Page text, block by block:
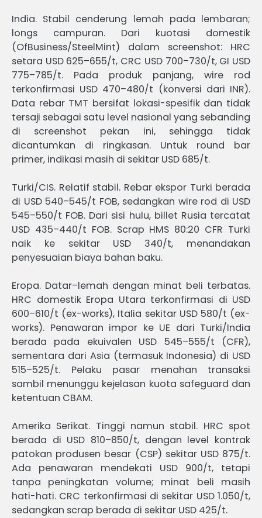
India. Stabil cenderung lemah pada lembaran;
longs campuran. Dari kuotasi domestik
(OfBusiness/SteelMint) dalam screenshot: HRC
setara USD 625–655/t, CRC USD 700–730/t, GI USD
775–785/t. Pada produk panjang, wire rod
terkonfirmasi USD 470–480/t (konversi dari INR).
Data rebar TMT bersifat lokasi-spesifik dan tidak
tersaji sebagai satu level nasional yang sebanding
di screenshot pekan ini, sehingga tidak
dicantumkan di ringkasan. Untuk round bar
primer, indikasi masih di sekitar USD 685/t.
Turki/CIS. Relatif stabil. Rebar ekspor Turki berada
di USD 540–545/t FOB, sedangkan wire rod di USD
545–550/t FOB. Dari sisi hulu, billet Rusia tercatat
USD 435–440/t FOB. Scrap HMS 80:20 CFR Turki
naik ke sekitar USD 340/t, menandakan
penyesuaian biaya bahan baku.
Eropa. Datar–lemah dengan minat beli terbatas.
HRC domestik Eropa Utara terkonfirmasi di USD
600–610/t (ex-works), Italia sekitar USD 580/t (ex-
works). Penawaran impor ke UE dari Turki/India
berada pada ekuivalen USD 545–555/t (CFR),
sementara dari Asia (termasuk Indonesia) di USD
515–525/t. Pelaku pasar menahan transaksi
sambil menunggu kejelasan kuota safeguard dan
ketentuan CBAM.
Amerika Serikat. Tinggi namun stabil. HRC spot
berada di USD 810–850/t, dengan level kontrak
patokan produsen besar (CSP) sekitar USD 875/t.
Ada penawaran mendekati USD 900/t, tetapi
tanpa peningkatan volume; minat beli masih
hati-hati. CRC terkonfirmasi di sekitar USD 1.050/t,
sedangkan scrap berada di sekitar USD 425/t.